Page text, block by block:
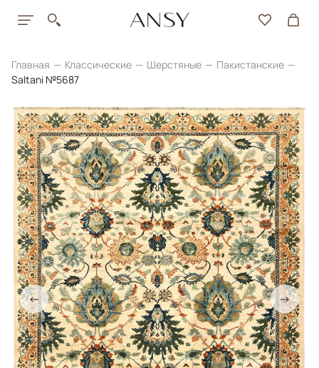
Главная Классические Шерстяные
Пакистанские
Saltani №5687
← →